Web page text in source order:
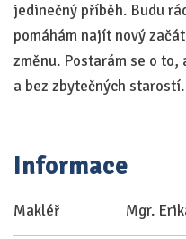
jedinečný příběh. Budu
pomáhám najít nový
změnu. Postarám se o
a bez zbytečných starostí.
Informace
Makléř Mgr.